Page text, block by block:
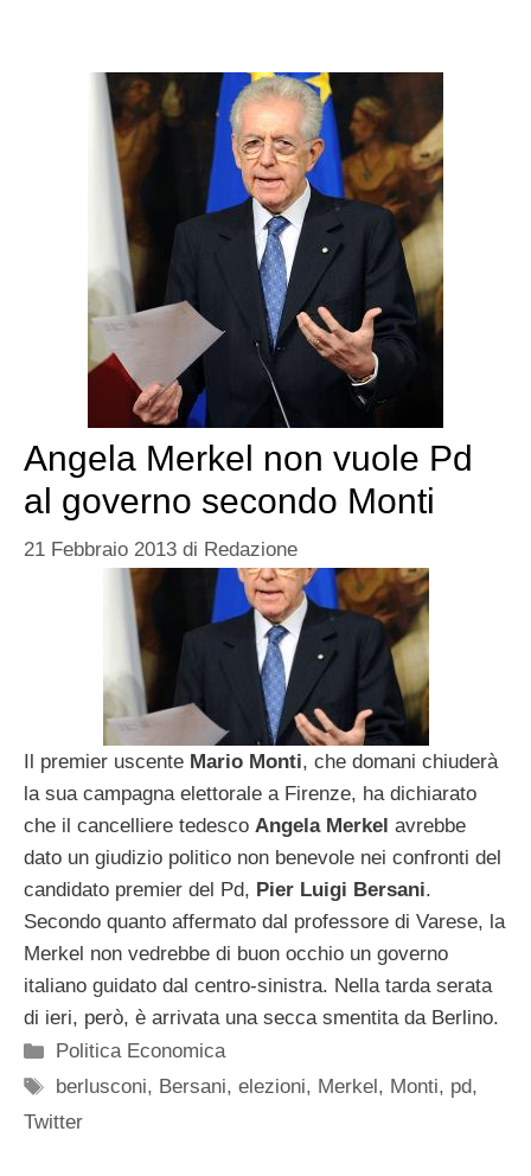
Angela Merkel non vuole Pd
al governo secondo Monti
21 Febbraio 2013 di Redazione
Il premier uscente Mario Monti, che domani chiuderà
la sua campagna elettorale a Firenze, ha dichiarato
che il cancelliere tedesco Angela Merkel avrebbe
dato un giudizio politico non benevole nei confronti del
candidato premier del Pd, Pier Luigi Bersani.
Secondo quanto affermato dal professore di Varese, la
Merkel non vedrebbe di buon occhio un governo
italiano guidato dal centro-sinistra. Nella tarda serata
di ieri, però, è arrivata una secca smentita da Berlino.
Categorie
Politica Economica
Tag
berlusconi, Bersani,elezioni, Merkel , Monti, pd,
Twitter